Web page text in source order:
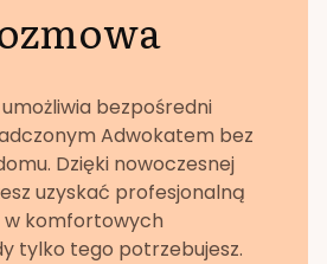
bezpośredni
Adwokatem bez
Dzięki nowoczesnej
uzyskać profesjonalną
komfortowych
tylko tego potrzebujesz.